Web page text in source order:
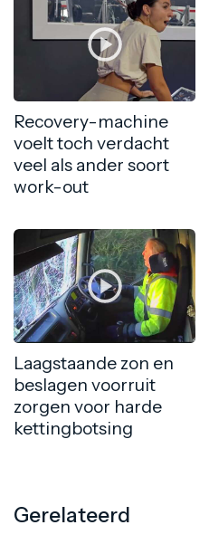
Recovery-machine
voelt toch verdacht
veel als ander soort
work-out
Laagstaande zon en
beslagen voorruit
zorgen voor harde
kettingbotsing
Gerelateerd